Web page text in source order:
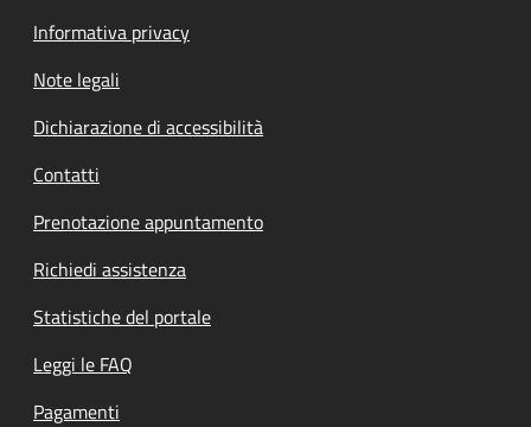
Informativa privacy
Note legali
Dichiarazione di accessibilità
Contatti
Prenotazione appuntamento
Richiedi assistenza
Statistiche del portale
Leggi le FAQ
Pagamenti